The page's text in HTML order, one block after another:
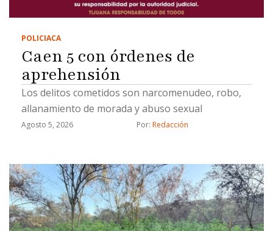
POLICIACA
Caen 5 con órdenes de
aprehensión
Los delitos cometidos son narcomenudeo, robo,
allanamiento de morada y abuso sexual
Agosto 5, 2026 Por: Redacción